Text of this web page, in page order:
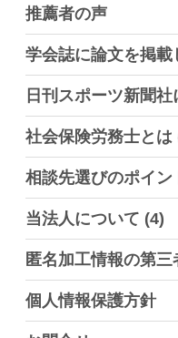
推薦者の声
学会誌に論文を掲載
日刊スポーツ新聞
社会保険労務士とは
相談先選びのポイン
当法人について (4)
匿名加工情報の第
個人情報保護方針